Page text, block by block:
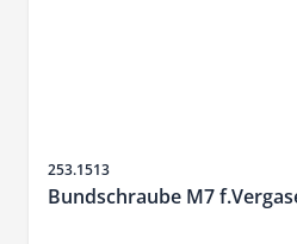
Sku
253.1513
Bundschraube M7